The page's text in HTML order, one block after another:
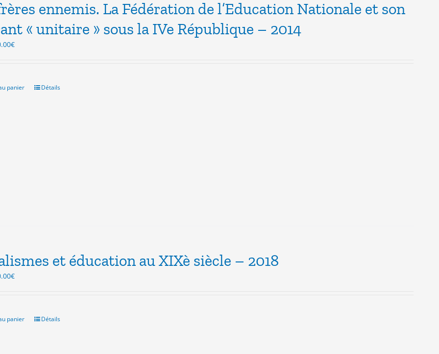
ennemis. La Fédération de l’Education Nationale et son
« unitaire » sous la IVe République – 2014
€Le
10.00€.
panier Détails
et éducation au XIXè siècle – 2018
€Le
10.00€.
panier Détails